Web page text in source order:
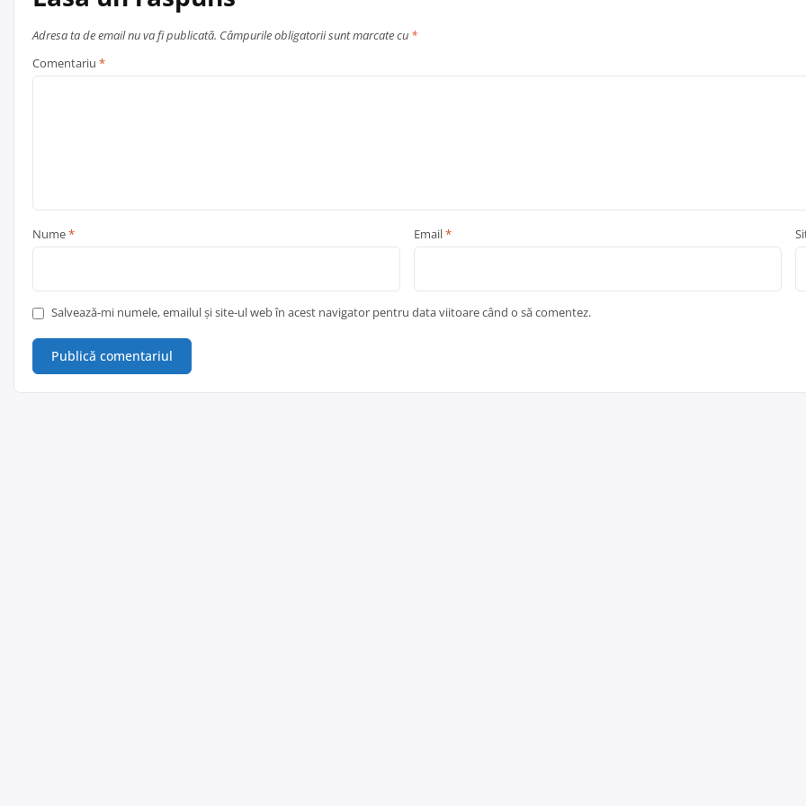
Adresa ta de email nu va fi publicată. Câmpurile obligatorii sunt marcate cu *
Comentariu *
Nume* Email*
Salvează-mi numele, emailul și site-ul web în acest navigator pentru data viitoare când o să comentez.